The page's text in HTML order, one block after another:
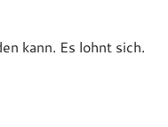
kann. Es lohnt sich.